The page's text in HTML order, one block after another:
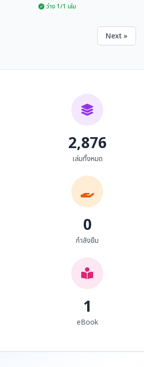
ว่าง 1/1 เล่ม
Next »
2,876
เล่มทั้งหมด
0
กำลังยืม
1
eBook